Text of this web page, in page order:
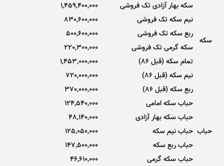
سکه
سکه بهار آزادی تک فروشی
1,459,400,000
نیم سکه تک فروشی
830,600,000
ربع سکه تک فروشی
500,600,000
سکه گرمی تک فروشی
220,300,000
تمام سکه (قبل 86)
1,453,000,000
نیم سکه (قبل 86)
720,000,000
ربع سکه (قبل 86)
370,000,000
حباب
حباب سکه امامی
124,540,000
حباب سکه بهار آزادی
48,140,000
حباب نیم سکه
125,050,000
حباب ربع سکه
147,500,000
حباب سکه گرمی
46,610,000